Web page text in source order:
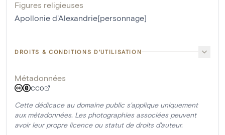
Figures religieuses
Apollonie d'Alexandrie[personnage]
DROITS & CONDITIONS D'UTILISATION
Métadonnées
CC0
Cette dédicace au domaine public s'applique uniquement
aux métadonnées. Les photographies associées peuvent
avoir leur propre licence ou statut de droits d'auteur.